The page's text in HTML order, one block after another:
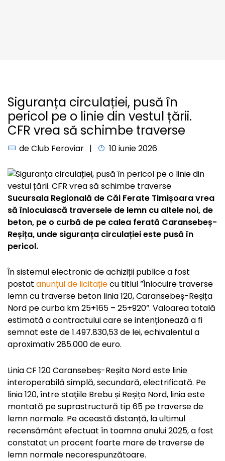
Siguranța circulației, pusă în
pericol pe o linie din vestul țării.
CFR vrea să schimbe traverse
deClub Feroviar 10 iunie 2026
Sucursala Regională de Căi Ferate Timișoara vrea
să înlocuiască traversele de lemn cu altele noi, de
beton, pe o curbă de pe calea ferată Caransebeș-
Reșița, unde siguranța circulației este pusă în
pericol.
În sistemul electronic de achiziții publice a fost
postat anunțul de licitațiecu titlul ”Înlocuire traverse
lemn cu traverse beton linia 120, Caransebeș-Reșița
Nord pe curba km 25+165 – 25+920”. Valoarea totală
estimată a contractului care se intenționează a fi
semnat este de 1.497.830,53 de lei, echivalentul a
aproximativ 285.000 de euro.
Linia CF 120 Caransebeș-Reșita Nord este linie
interoperabilă simplă, secundară, electrificată. Pe
linia 120, între staţiile Brebu și Reșița Nord, linia este
montată pe suprastructură tip 65 pe traverse de
lemn normale. Pe această distanță, la ultimul
recensământ efectuat în toamna anului 2025, a fost
constatat un procent foarte mare de traverse de
lemn normale necorespunzătoare.